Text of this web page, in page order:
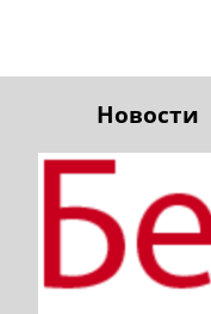
Новости